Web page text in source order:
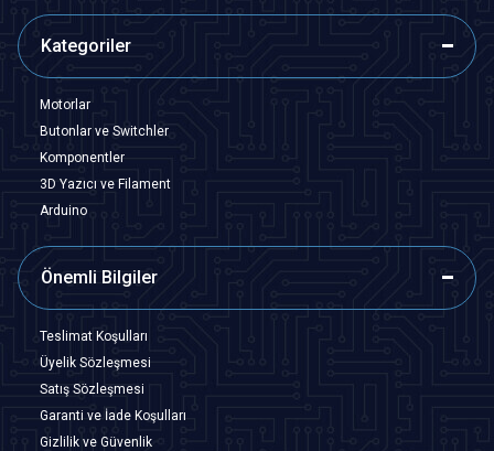
Kategoriler
Motorlar
Butonlar ve Switchler
Komponentler
3D Yazıcı ve Filament
Arduino
Önemli Bilgiler
Teslimat Koşulları
Üyelik Sözleşmesi
Satış Sözleşmesi
Garanti ve İade Koşulları
Gizlilik ve Güvenlik